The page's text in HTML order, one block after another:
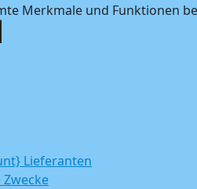
Merkmale und Funktionen
Lieferanten
Zwecke